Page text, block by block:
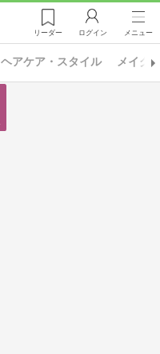
リーダー ログイン メニュー
ヘアケア・スタイル メイク